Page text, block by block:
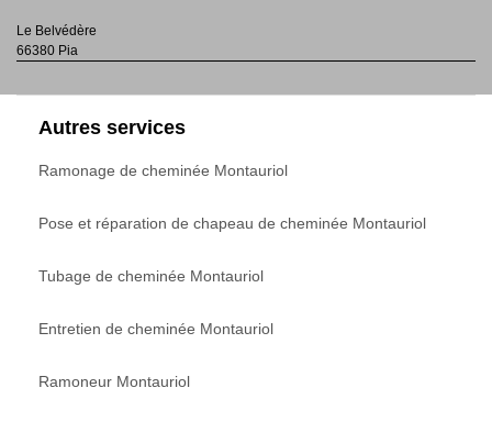
Le Belvédère
66380 Pia
Autres services
Ramonage de cheminée Montauriol
Pose et réparation de chapeau de cheminée Montauriol
Tubage de cheminée Montauriol
Entretien de cheminée Montauriol
Ramoneur Montauriol